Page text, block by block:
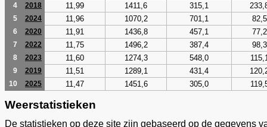
4 2018 11,99 1411,6 315,1
5 2024 11,96 1070,2 701,1 82,5
6 2020 11,91 1436,8 457,1 77,2
7 2022 11,75 1496,2 387,4 98,3
8 2023 11,60 1274,3 548,0
9 2019 11,51 1289,1 431,4
10 2025 11,47 1451,6 305,0
Weerstatistieken
De statistieken op deze site zijn gebaseerd op de gegevens